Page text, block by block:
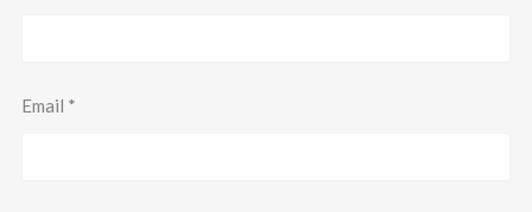
Email *